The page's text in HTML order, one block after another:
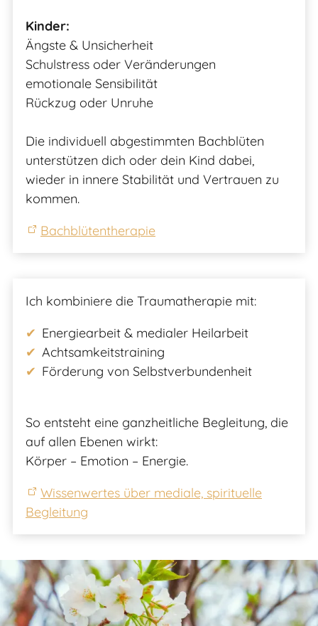
Kinder:
Ängste & Unsicherheit
Schulstress oder Veränderungen
emotionale Sensibilität
Rückzug oder Unruhe
Die individuell abgestimmten Bachblüten
unterstützen dich oder dein Kind dabei,
wieder in innere Stabilität und Vertrauen zu
kommen.
Bachblütentherapie
Ich kombiniere die Traumatherapie mit:
Energiearbeit & medialer Heilarbeit
Achtsamkeitstraining
Förderung von Selbstverbundenheit
So entsteht eine ganzheitliche Begleitung, die
auf allen Ebenen wirkt:
Körper – Emotion – Energie.
Wissenwertes über mediale, spirituelle
Begleitung